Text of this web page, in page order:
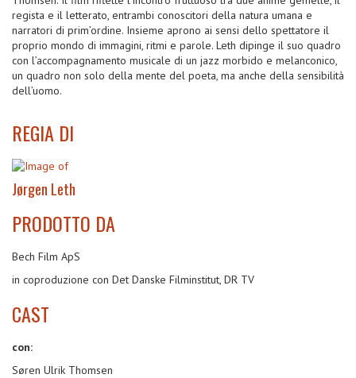
regista e il letterato, entrambi conoscitori della natura umana e
narratori di prim’ordine. Insieme aprono ai sensi dello spettatore il
proprio mondo di immagini, ritmi e parole. Leth dipinge il suo quadro
con l’accompagnamento musicale di un jazz morbido e melanconico,
un quadro non solo della mente del poeta, ma anche della sensibilità
dell’uomo.
REGIA DI
Jørgen Leth
PRODOTTO DA
Bech Film ApS
in coproduzione con Det Danske Filminstitut, DR TV
CAST
con:
Søren Ulrik Thomsen